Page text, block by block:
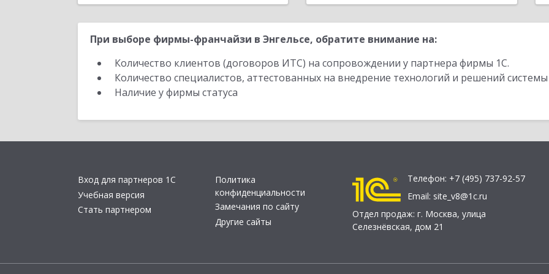
При выборе фирмы-франчайзи в Энгельсе, обратите внимание на:
Количество клиентов (договоров ИТС) на сопровождении у партнера фирмы 1С.
Количество специалистов, аттестованных на внедрение технологий и решений
Наличие у фирмы статуса
Вход для партнеров 1С
Учебная версия
Стать партнером
Политика
конфиденциальности
Замечания по сайту
Другие сайты
Телефон: +7 (495) 737-92-57
Email: site_v8@1c.ru
Отдел продаж: г. Москва, улица
Селезнёвская, дом 21